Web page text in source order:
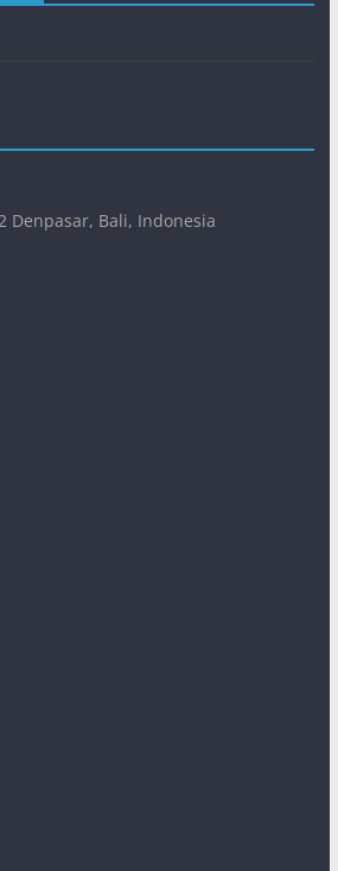
Denpasar, Bali, Indonesia